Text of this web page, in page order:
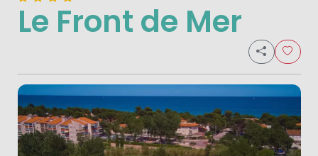
Le Front de Mer